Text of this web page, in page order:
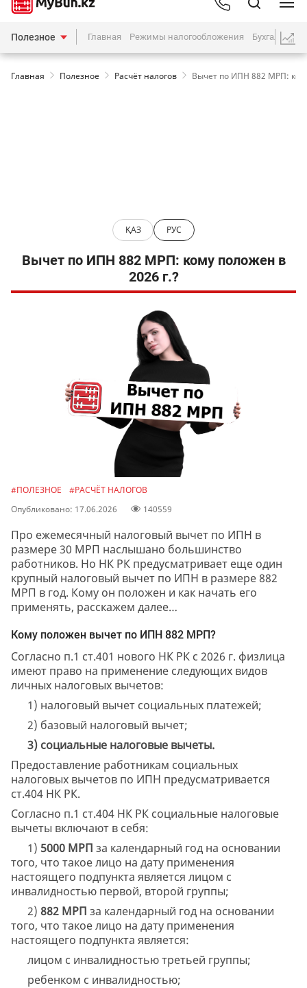
Полезное Главная Режимы налогообложения Бухгалтерия
Главная Полезное Расчёт налогов Вычет по ИПН 882 МРП:
Вычет по ИПН 882 МРП: кому положен в
2026 г.?
ҚАЗ РУС
#ПОЛЕЗНОЕ
#РАСЧЁТ НАЛОГОВ
Опубликовано: 17.06.2026
140559
Про ежемесячный налоговый вычет по ИПН в
размере 30 МРП наслышано большинство
работников. Но НК РК предусматривает еще один
крупный налоговый вычет по ИПН в размере 882
МРП в год. Кому он положен и как начать его
применять, расскажем далее…
Кому положен вычет по ИПН 882 МРП?
Согласно п.1 ст.401 нового НК РК с 2026 г. физлица
имеют право на применение следующих видов
личных налоговых вычетов:
1) налоговый вычет социальных платежей;
2) базовый налоговый вычет;
3) социальные налоговые вычеты.
Предоставление работникам социальных
налоговых вычетов по ИПН предусматривается
ст.404 НК РК.
Согласно п.1 ст.404 НК РК социальные налоговые
вычеты включают в себя:
1) 5000 МРП за календарный год на основании
того, что такое лицо на дату применения
настоящего подпункта является лицом с
инвалидностью первой, второй группы;
2) 882 МРП за календарный год на основании
того, что такое лицо на дату применения
настоящего подпункта является:
лицом с инвалидностью третьей группы;
ребенком с инвалидностью;